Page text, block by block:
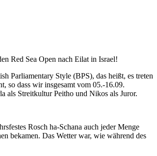
Red Sea Open nach Eilat in Israel!
Parliamentary Style (BPS), das heißt, es treten
so dass wir insgesamt vom 05.-16.09.
als Streitkultur Peitho und Nikos als Juror.
Rosch ha-Schana auch jeder Menge
bekamen. Das Wetter war, wie während des